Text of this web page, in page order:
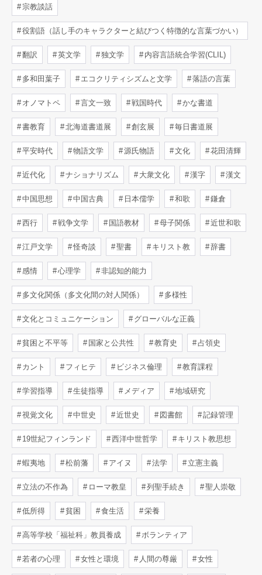
宗教談話
役割語（話し手のキャラクターと結びつく特徴的な言葉づかい）
翻訳 英文学 独文学 内容言語統合学習(CLIL)
多和田葉子 エコクリティシズムと文学 落語の言葉
オノマトペ 言文一致 戦国時代 かな書道
書教育 北海道書道展 創玄展 毎日書道展
平安時代 物語文学 源氏物語 文化 花田清輝
近代化 ナショナリズム 大衆文化 漢字 漢文
中国思想 中国古典 日本儒学 和歌 鎌倉
西行 戦争文学 国語教材 母子関係 近世和歌
江戸文学 怪奇談 聖書 キリスト教 辞書
感情 心理学 非認知的能力
多文化関係（多文化間の対人関係） 多様性
文化とコミュニケーション グローバルな正義
貧困と不平等 国家と公共性 教育史 占領史
カント フィヒテ ビジネス倫理 教育課程
学習指導 生徒指導 メディア 地域研究
視覚文化 中世史 近世史 図書館 記録管理
19世紀フィンランド 西洋中世哲学 キリスト教思想
蝦夷地 松前藩 アイヌ 法学 立憲主義
立法の不作為 ローマ教皇 列聖手続き 聖人崇敬
低所得 貧困 食生活 栄養
高等学校「福祉科」教員養成 ボランティア
若者の心理 女性と環境 人間の尊厳 女性